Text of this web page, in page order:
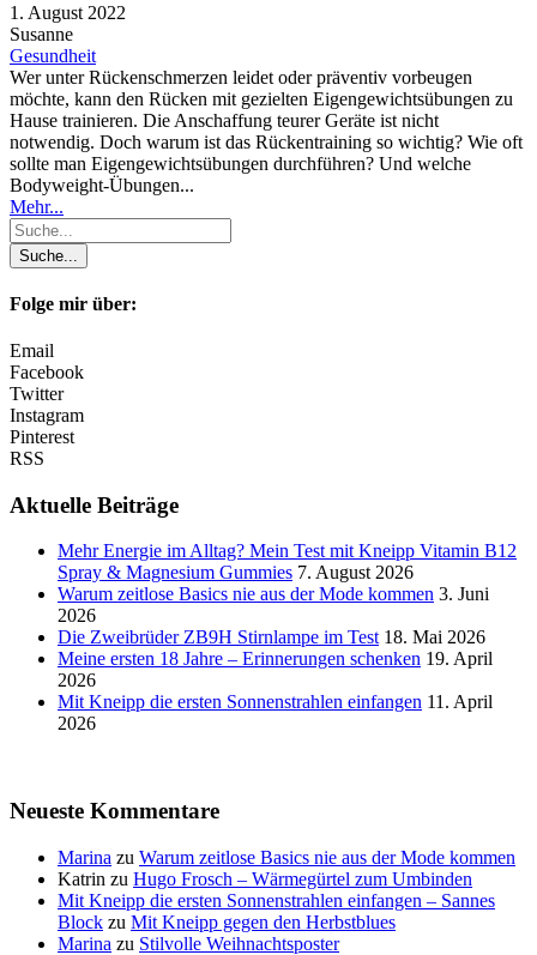
1. August 2022
Susanne
Gesundheit
Wer unter Rückenschmerzen leidet oder präventiv vorbeugen
möchte, kann den Rücken mit gezielten Eigengewichtsübungen zu
Hause trainieren. Die Anschaffung teurer Geräte ist nicht
notwendig. Doch warum ist das Rückentraining so wichtig? Wie oft
sollte man Eigengewichtsübungen durchführen? Und welche
Bodyweight-Übungen...
Mehr...
Folge mir über:
Email
Facebook
Twitter
Instagram
Pinterest
RSS
Aktuelle Beiträge
Mehr Energie im Alltag? Mein Test mit Kneipp Vitamin B12
Spray & Magnesium Gummies 7. August 2026
Warum zeitlose Basics nie aus der Mode kommen 3. Juni
2026
Die Zweibrüder ZB9H Stirnlampe im Test 18. Mai 2026
Meine ersten 18 Jahre – Erinnerungen schenken 19. April
2026
Mit Kneipp die ersten Sonnenstrahlen einfangen 11. April
2026
Neueste Kommentare
Marina zu Warum zeitlose Basics nie aus der Mode kommen
Katrin zu Hugo Frosch – Wärmegürtel zum Umbinden
Mit Kneipp die ersten Sonnenstrahlen einfangen – Sannes
Block zu Mit Kneipp gegen den Herbstblues
Marina zu Stilvolle Weihnachtsposter